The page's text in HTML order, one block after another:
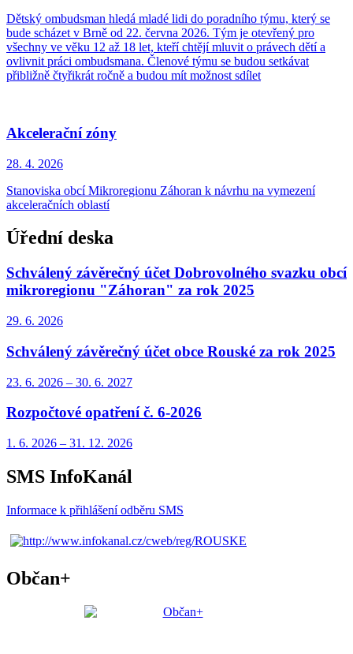
Dětský ombudsman hledá mladé lidi do poradního týmu, který se
bude scházet v Brně od 22. června 2026. Tým je otevřený pro
všechny ve věku 12 až 18 let, kteří chtějí mluvit o právech dětí a
ovlivnit práci ombudsmana. Členové týmu se budou setkávat
přibližně čtyřikrát ročně a budou mít možnost sdílet
Akcelerační zóny
28. 4. 2026
Stanoviska obcí Mikroregionu Záhoran k návrhu na vymezení
akceleračních oblastí
Úřední deska
Schválený závěrečný účet Dobrovolného svazku obcí
mikroregionu "Záhoran" za rok 2025
29. 6. 2026
Schválený závěrečný účet obce Rouské za rok 2025
23. 6. 2026 – 30. 6. 2027
Rozpočtové opatření č. 6-2026
1. 6. 2026 – 31. 12. 2026
SMS InfoKanál
Informace k přihlášení odběru SMS
Občan+